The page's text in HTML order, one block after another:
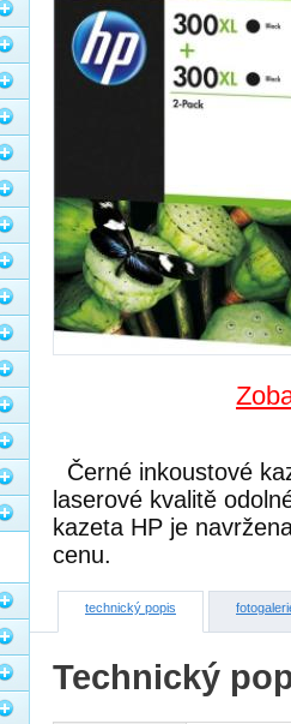
Černé inkoustové
laserové kvalitě
kazeta HP je
cenu.
technický popis
Technický